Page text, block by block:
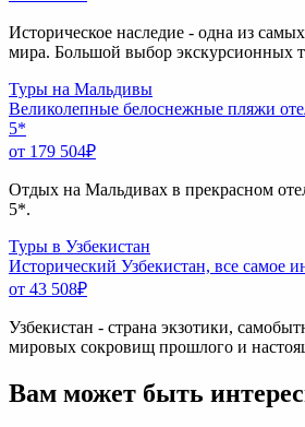
Историческое наследие - одна из
мира. Большой выбор экскурсионных
Туры на Мальдивы
Великолепные белоснежные пляжи
5*
от 179 504₽
Отдых на Мальдивах в прекрасном
5*.
Туры в Узбекистан
Исторический Узбекистан, все самое
от 43 508₽
Узбекистан - страна экзотики,
мировых сокровищ прошлого и
Вам может быть